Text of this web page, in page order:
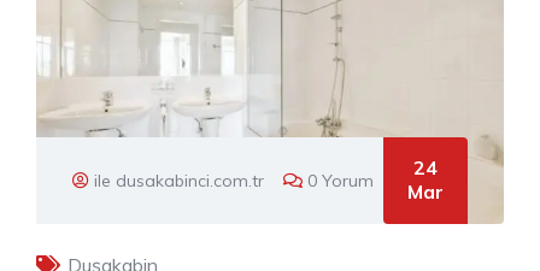
ile dusakabinci.com.tr 0 Yorum
24
Mar
Duşakabin